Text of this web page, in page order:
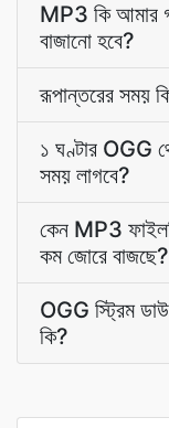
MP3 কি আমার
বাজানো হবে?
রূপান্তরের সময়
১ ঘণ্টার OGG
সময় লাগবে?
কেন MP3
কম জোরে বাজছে?
OGG স্ট্রিম
কি?